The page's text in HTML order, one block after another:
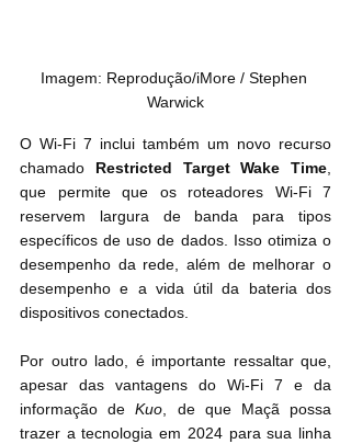
Imagem: Reprodução/iMore / Stephen
Warwick
O Wi-Fi 7 inclui também um novo recurso
chamado Restricted Target Wake Time,
que permite que os roteadores Wi-Fi 7
reservem largura de banda para tipos
específicos de uso de dados. Isso otimiza o
desempenho da rede, além de melhorar o
desempenho e a vida útil da bateria dos
dispositivos conectados.
Por outro lado, é importante ressaltar que,
apesar das vantagens do Wi-Fi 7 e da
informação de Kuo, de que Maçã possa
trazer a tecnologia em 2024 para sua linha